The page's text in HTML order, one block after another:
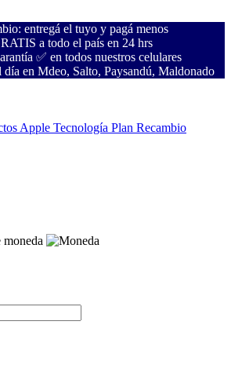
entregá el tuyo y pagá menos
a todo el país en 24 hrs
✅ en todos nuestros celulares
en Mdeo, Salto, Paysandú, Maldonado
Apple Tecnología Plan Recambio